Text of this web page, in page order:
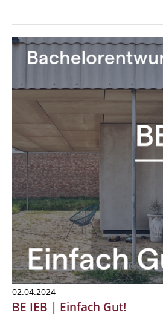
02.04.2024
BE IEB | Einfach Gut!